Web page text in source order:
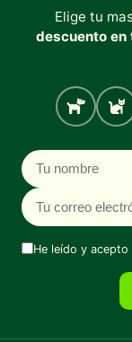
Elige tu
descuento en
Perro
Nombre
Correo electrónico
He leído y acepto